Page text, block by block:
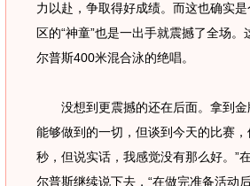
力以赴，争取得好成绩。而这也确实
区的“神童”也是一出手就震撼了全场
尔普斯400米混合泳的绝唱。
没想到更震撼的还在后面。拿到金
能够做到的一切，但谈到今天的比赛
秒，但说实话，我感觉没有那么好。”
尔普斯继续说下去，“在做完准备活动